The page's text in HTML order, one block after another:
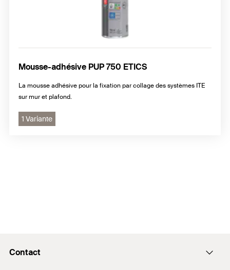
Mousse-adhésive PUP 750 ETICS
La mousse adhésive pour la fixation par collage des systèmes ITE
sur mur et plafond.
1 Variante
Contact